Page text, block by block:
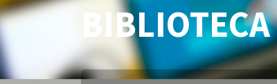
BIBLIOTECA